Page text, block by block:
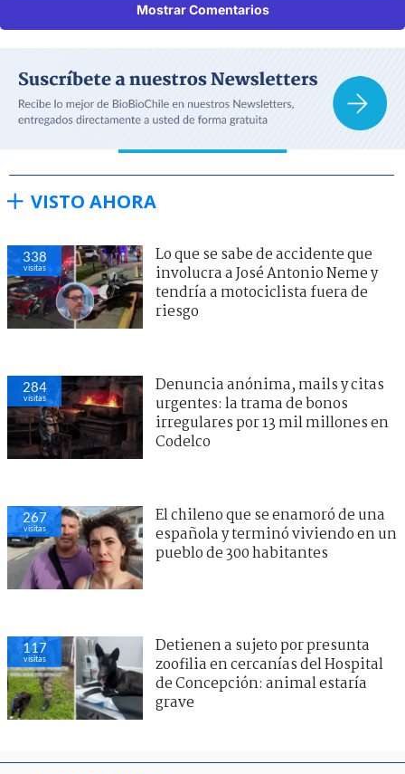
Mostrar Comentarios
VISTO AHORA
338
visitas
Lo que se sabe de accidente que
involucra a José Antonio Neme y
tendría a motociclista fuera de
riesgo
284
visitas
Denuncia anónima, mails y citas
urgentes: la trama de bonos
irregulares por 13 mil millones en
Codelco
267
visitas
El chileno que se enamoró de una
española y terminó viviendo en un
pueblo de 300 habitantes
117
visitas
Detienen a sujeto por presunta
zoofilia en cercanías del Hospital
de Concepción: animal estaría
grave